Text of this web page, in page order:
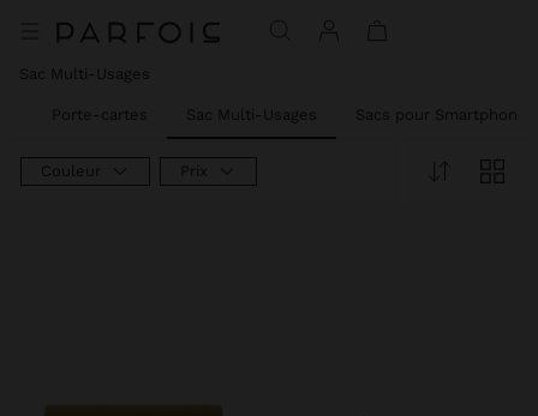
Sac Multi-Usages
Porte-cartes Sac Multi-Usages Sacs pour Smartphone
Couleur Prix